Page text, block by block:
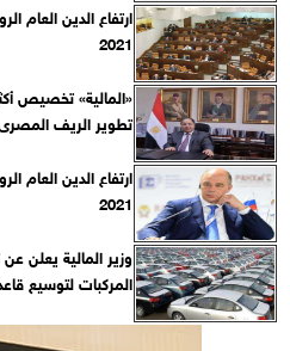
2021
تطوير الريف المصرى خلال
2021
وزير المالية يعلن
المركبات لتوسيع